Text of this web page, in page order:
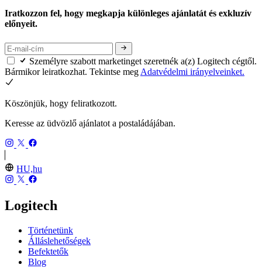
Iratkozzon fel, hogy megkapja különleges ajánlatát és exkluzív
előnyeit.
Személyre szabott marketinget szeretnék a(z) Logitech cégtől.
Bármikor leiratkozhat. Tekintse meg Adatvédelmi irányelveinket.
Köszönjük, hogy feliratkozott.
Keresse az üdvözlő ajánlatot a postaládájában.
HU,hu
Logitech
Történetünk
Álláslehetőségek
Befektetők
Blog